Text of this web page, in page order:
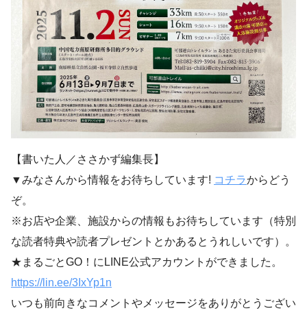
【書いた人／ささかず編集長】
▼みなさんから情報をお待ちしています! コチラからどう
ぞ。
※お店や企業、施設からの情報もお待ちしています（特別
な読者特典や読者プレゼントとかあるとうれしいです）。
★まるごとGO！にLINE公式アカウントができました。
https://lin.ee/3IxYp1n
いつも前向きなコメントやメッセージをありがとうござい